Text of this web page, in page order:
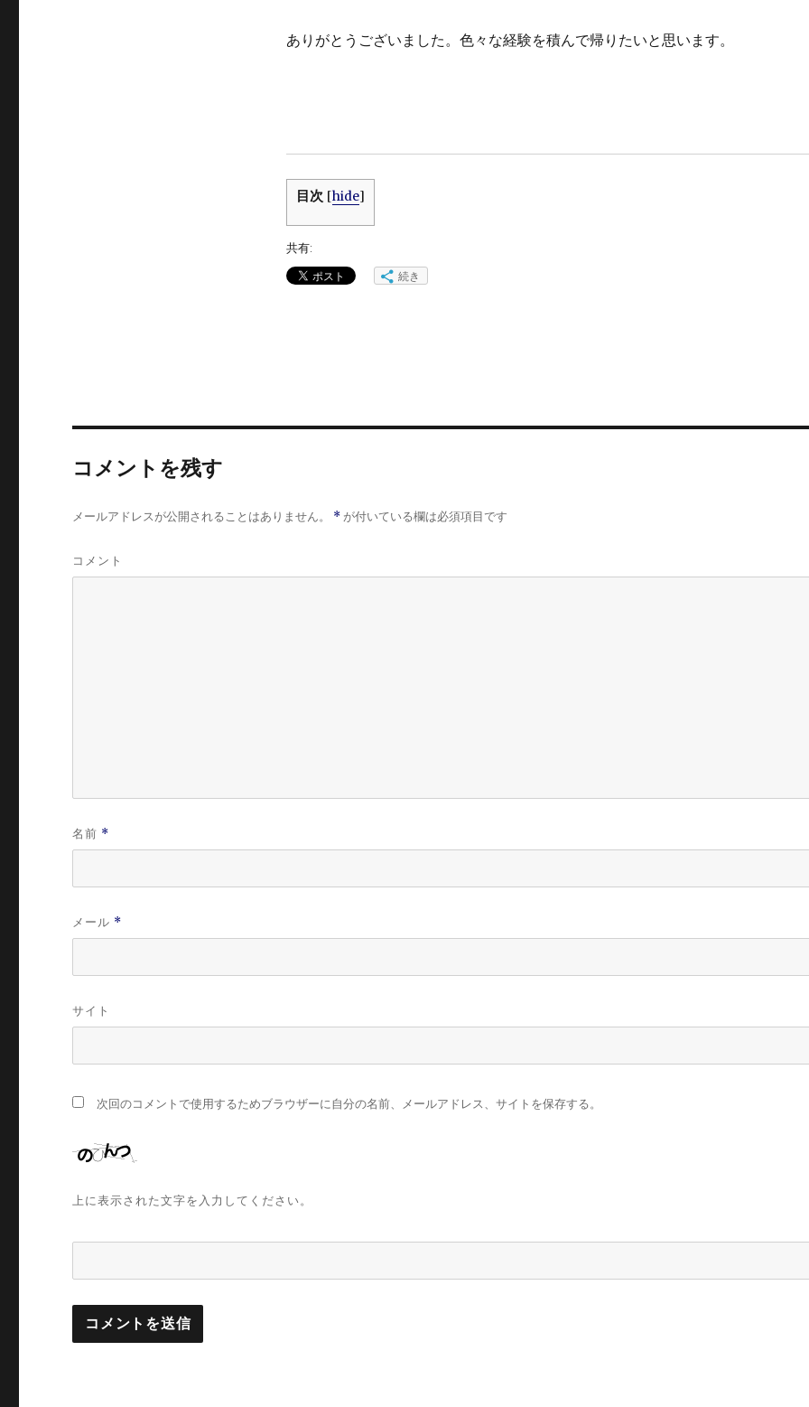
ありがとうございました。色々な経験を積んで帰りたいと思います。
目次 [hide]
共有:
続き
コメントを残す
メールアドレスが公開されることはありません。 * が付いている欄は必須項目です
コメント
名前 *
メール *
サイト
次回のコメントで使用するためブラウザーに自分の名前、メールアドレス、サイトを保存する。
上に表示された文字を入力してください。